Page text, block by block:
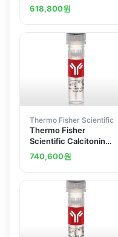
Receptor Polyclonal
Antibody
618,800원
Thermo Fisher Scientific
Thermo Fisher
Scientific Calcitonin
Receptor Polyclonal
Antibody
740,600원